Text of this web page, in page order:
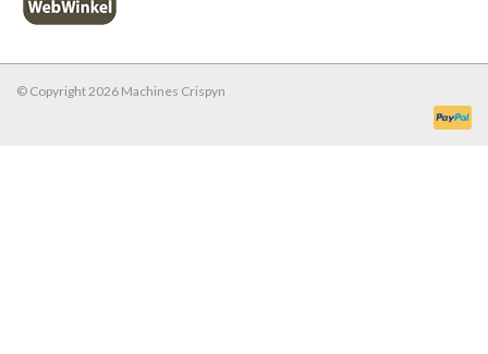
© Copyright 2026 Machines Crispyn